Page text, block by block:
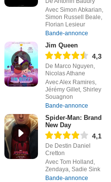
Avec Simon Abkarian,
Simon Russell Beale,
Florian Lesieur
Bande-annonce
Jim Queen
4,3
De Marco Nguyen,
Nicolas Athane
Avec Alex Ramires,
Jérémy Gillet, Shirley
Souagnon
Bande-annonce
Spider-Man: Brand
New Day
4,1
De Destin Daniel
Cretton
Avec Tom Holland,
Zendaya, Sadie Sink
Bande-annonce